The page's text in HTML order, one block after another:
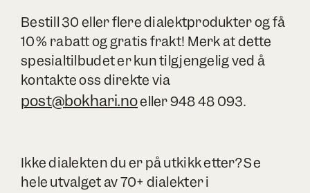
Bestill 30 eller flere dialektprodukter og få
10% rabatt og gratis frakt! Merk at dette
spesialtilbudet er kun tilgjengelig ved å
kontakte oss direkte via
post@bokhari.noeller 948 48 093.
Ikke dialekten du er på utkikk etter? Se
hele utvalget av 70+ dialekter i